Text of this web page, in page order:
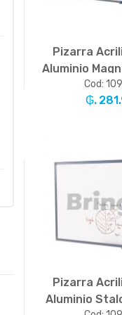
Pizarra
Aluminio
60 x 90
Cod:
₲.
Pizarra
Aluminio